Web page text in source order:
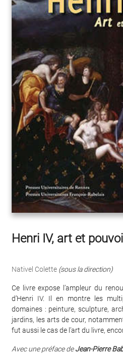
Henri IV, art et
Nativel Colette (sous la direction)
Ce livre expose l’ampleur du
d’Henri IV. Il en montre les
domaines : peinture, sculpture,
jardins, les arts de cour,
fut aussi le cas de l’art du livre,
Avec une préface deJean-Pierre